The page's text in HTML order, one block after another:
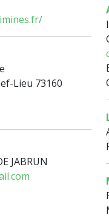
Lieu 73160
JABRUN